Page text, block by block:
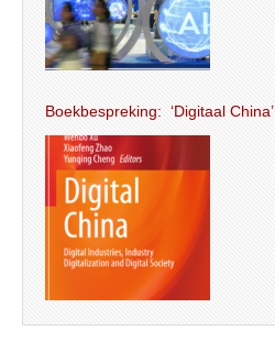
Boekbespreking: ‘Digitaal China’